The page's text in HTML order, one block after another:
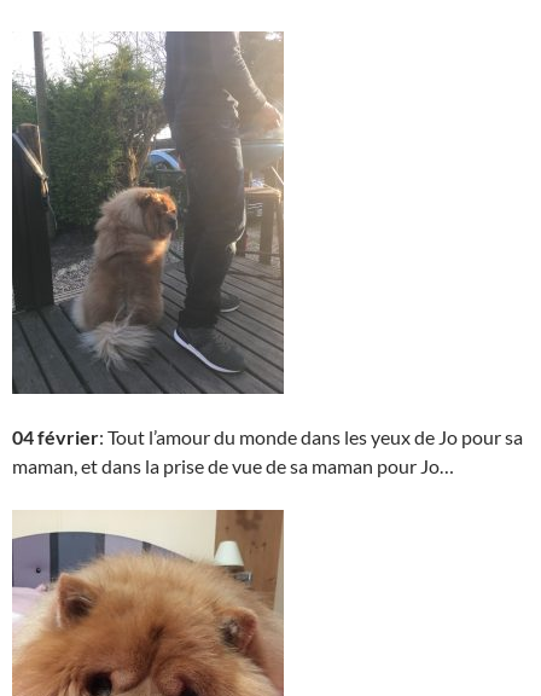
04 février: Tout l’amour du monde dans les yeux de Jo pour sa
maman, et dans la prise de vue de sa maman pour Jo…